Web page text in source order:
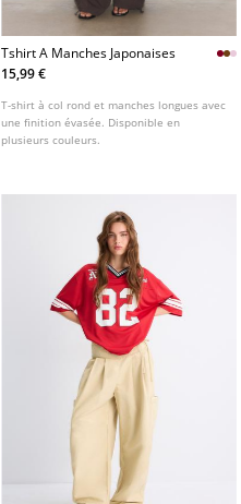
Tshirt A Manches Japonaises
15,99 €
T-shirt à col rond et manches longues avec
une finition évasée. Disponible en
plusieurs couleurs.